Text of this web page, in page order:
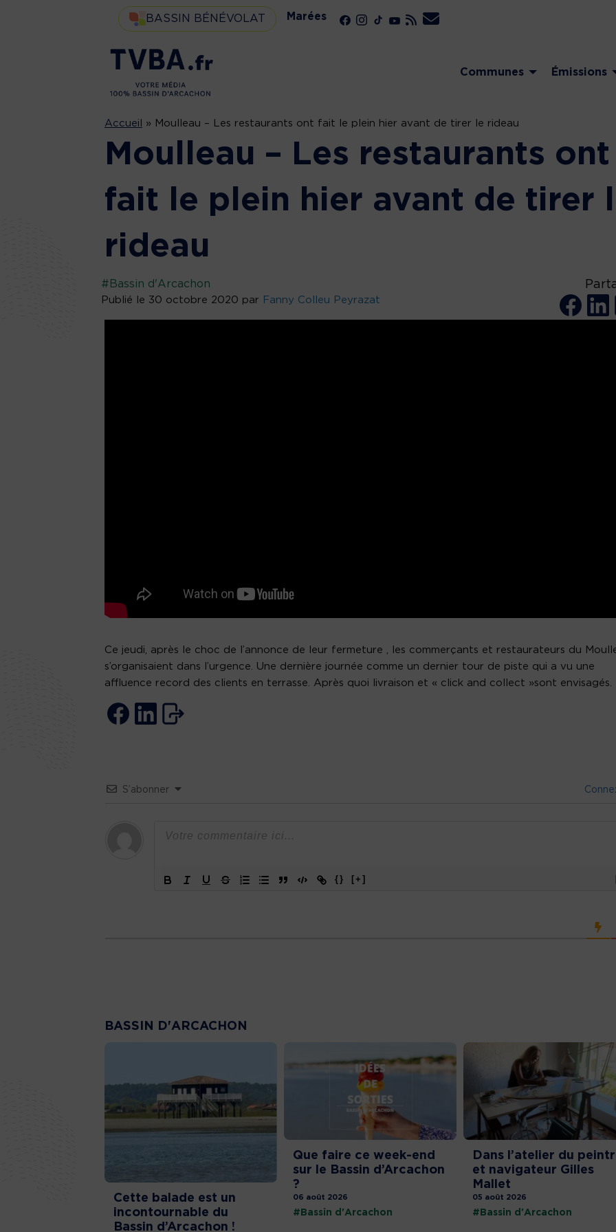
BASSIN BÉNÉVOLAT Marées
Communes Émissions
Accueil » Moulleau – Les restaurants ont fait le plein hier avant de tirer le rideau
Moulleau – Les restaurants ont
fait le plein hier avant de tirer
rideau
#Bassin d'Arcachon
Publié le 30 octobre 2020 par Fanny Colleu Peyrazat
Ce jeudi, après le choc de l’annonce de leur fermeture , les commerçants et restaurateurs du
s’organisaient dans l’urgence. Une dernière journée comme un dernier tour de piste qui a vu une
affluence record des clients en terrasse. Après quoi livraison et « click and collect »sont envisagés.
S’abonner
{} [+]
BASSIN D'ARCACHON
Cette balade est un
incontournable du
Bassin d’Arcachon !
Que faire ce week-end
sur le Bassin d’Arcachon
?
06 août 2026
#Bassin d'Arcachon
Dans l’atelier du
et navigateur Gilles
Mallet
05 août 2026
#Bassin d'Arcachon